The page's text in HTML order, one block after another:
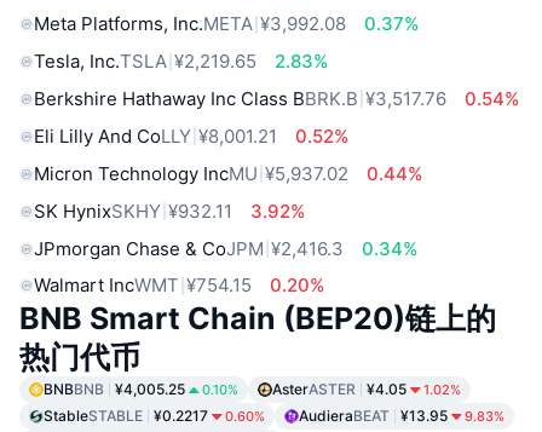
Meta Platforms, Inc.META ¥3,992.08
0.37%
Tesla, Inc.TSLA ¥2,219.65
2.83%
Berkshire Hathaway Inc Class BBRK.B ¥3,517.76
0.54%
Eli Lilly And CoLLY ¥8,001.21
0.52%
Micron Technology IncMU ¥5,937.02
0.44%
SK HynixSKHY ¥932.11
3.92%
JPmorgan Chase & CoJPM ¥2,416.3
0.34%
Walmart IncWMT ¥754.15 0.20%
BNB Smart Chain (BEP20)链上的
热门代币
BNBBNB ¥4,005.25 0.10% AsterASTER ¥4.05 1.02%
StableSTABLE ¥0.2217 0.60% AudieraBEAT ¥13.95 9.83%